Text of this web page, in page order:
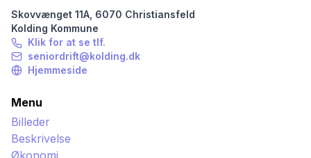
Skovvænget 11A 6070 Christiansfeld
Kolding Kommune
Klik for at se tlf.
seniordrift@kolding.dk
Hjemmeside
Menu
Billeder
Beskrivelse
Økonomi